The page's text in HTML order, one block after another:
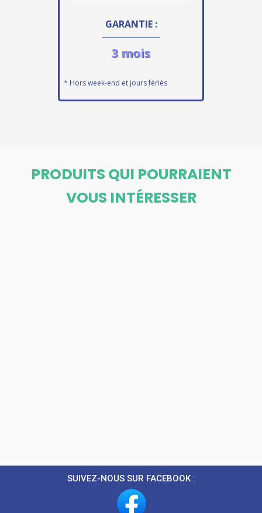
GARANTIE :
3 mois
* Hors week-end et jours fériés
PRODUITS QUI POURRAIENT
VOUS INTÉRESSER
SUIVEZ-NOUS SUR FACEBOOK :